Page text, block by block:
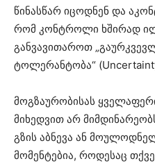
წინასწარ იცოდნენ და
რომ კონტროლი ხშირად
განვავითაროთ
ტოლერანტობა“
მოგზაურობისას
მიხედვით არ
გზის აბნევა ან
მომენტებია, როდესაც